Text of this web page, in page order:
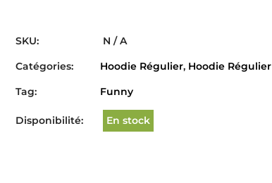
SKU:
N / A
Catégories:
Hoodie Régulier, Hoodie Régulier
Tag:
Funny
Disponibilité: En stock